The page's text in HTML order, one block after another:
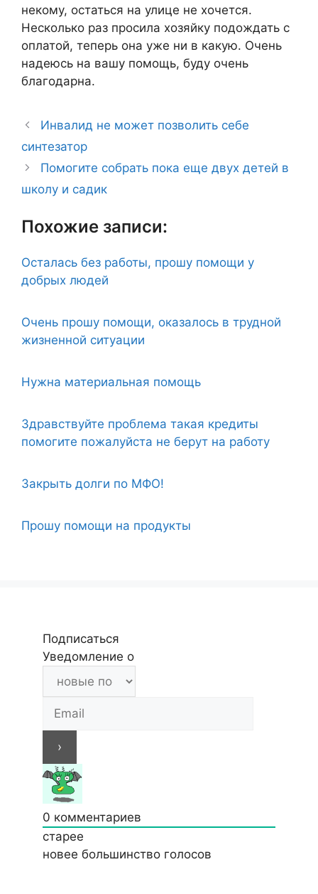
некому, остаться на улице не хочется.
Несколько раз просила хозяйку подождать с
оплатой, теперь она уже ни в какую. Очень
надеюсь на вашу помощь, буду очень
благодарна.
Инвалид не может позволить себе
синтезатор
Помогите собрать пока еще двух детей в
школу и садик
Похожие записи:
Осталась без работы, прошу помощи у
добрых людей
Очень прошу помощи, оказалось в трудной
жизненной ситуации
Нужна материальная помощь
Здравствуйте проблема такая кредиты
помогите пожалуйста не берут на работу
Закрыть долги по МФО!
Прошу помощи на продукты
Подписаться
Уведомление о
0 комментариев
старее
новее большинство голосов